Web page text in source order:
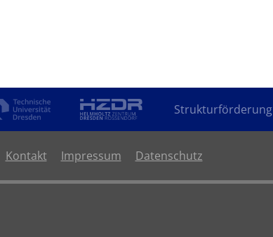
Strukturförderung
Kontakt Impressum Datenschutz